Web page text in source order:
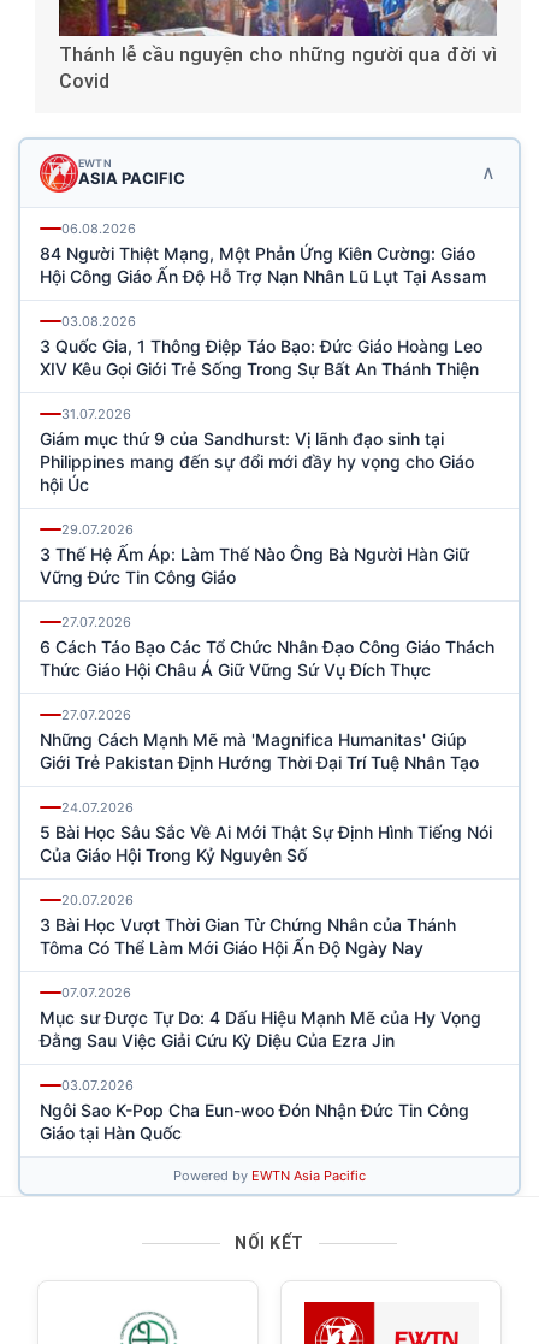
Thánh lễ cầu nguyện cho những người qua đời vì
Covid
NỐI KẾT